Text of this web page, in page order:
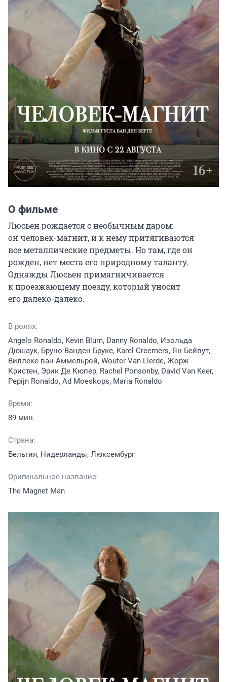
О фильме
Люсьен рождается с необычным даром:
он человек-магнит, и к нему притягиваются
все металлические предметы. Но там, где он
рожден, нет места его природному таланту.
Однажды Люсьен примагничивается
к проезжающему поезду, который уносит
его далеко-далеко.
В ролях:
Angelo Ronaldo, Kevin Blum, Danny Ronaldo, Изольда
Дюшаук, Бруно Ванден Бруке, Karel Creemers, Ян Бейвут,
Виллеке ван Аммельрой, Wouter Van Lierde, Жорж
Кристен, Эрик Де Кюпер, Rachel Ponsonby, David Van Keer,
Pepijn Ronaldo, Ad Moeskops, Maria Ronaldo
Время:
89 мин.
Страна:
Бельгия, Нидерланды, Люксембург
Оригинальное название:
The Magnet Man